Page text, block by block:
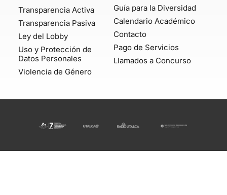
Transparencia Activa
Transparencia Pasiva
Ley del Lobby
Uso y Protección de
Datos Personales
Violencia de Género
Guía para la Diversidad
Calendario Académico
Contacto
Pago de Servicios
Llamados a Concurso